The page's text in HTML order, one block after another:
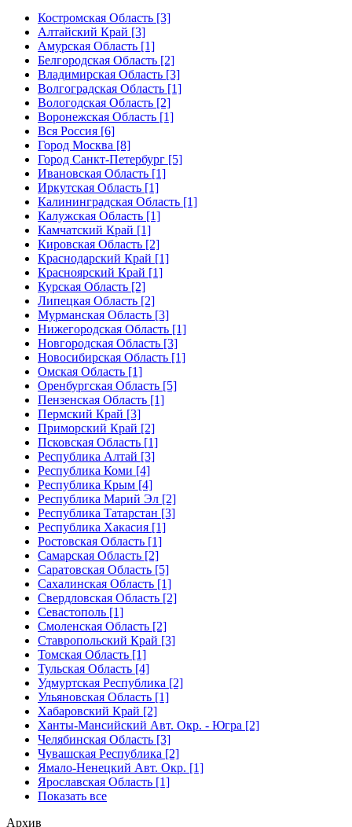
Костромская Область [3]
Алтайский Край [3]
Амурская Область [1]
Белгородская Область [2]
Владимирская Область [3]
Волгоградская Область [1]
Вологодская Область [2]
Воронежская Область [1]
Вся Россия [6]
Город Москва [8]
Город Санкт-Петербург [5]
Ивановская Область [1]
Иркутская Область [1]
Калининградская Область [1]
Калужская Область [1]
Камчатский Край [1]
Кировская Область [2]
Краснодарский Край [1]
Красноярский Край [1]
Курская Область [2]
Липецкая Область [2]
Мурманская Область [3]
Нижегородская Область [1]
Новгородская Область [3]
Новосибирская Область [1]
Омская Область [1]
Оренбургская Область [5]
Пензенская Область [1]
Пермский Край [3]
Приморский Край [2]
Псковская Область [1]
Республика Алтай [3]
Республика Коми [4]
Республика Крым [4]
Республика Марий Эл [2]
Республика Татарстан [3]
Республика Хакасия [1]
Ростовская Область [1]
Самарская Область [2]
Саратовская Область [5]
Сахалинская Область [1]
Свердловская Область [2]
Севастополь [1]
Смоленская Область [2]
Ставропольский Край [3]
Томская Область [1]
Тульская Область [4]
Удмуртская Республика [2]
Ульяновская Область [1]
Хабаровский Край [2]
Ханты-Мансийский Авт. Окр. - Югра [2]
Челябинская Область [3]
Чувашская Республика [2]
Ямало-Ненецкий Авт. Окр. [1]
Ярославская Область [1]
Показать все
Архив